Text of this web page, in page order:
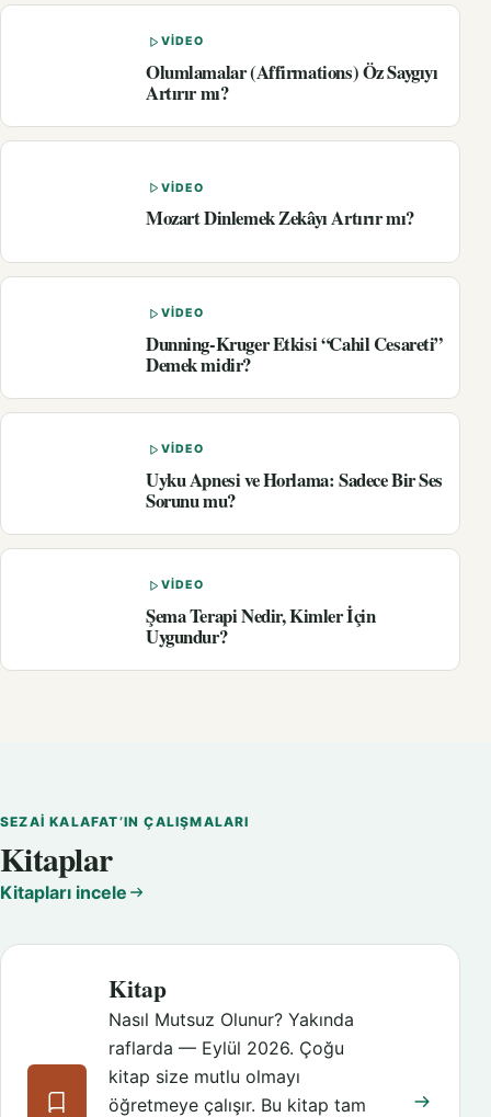
VIDEO
Olumlamalar (Affirmations) Öz Saygıyı
Artırır mı?
VIDEO
Mozart Dinlemek Zekâyı Artırır mı?
VIDEO
Dunning-Kruger Etkisi “Cahil Cesareti”
Demek midir?
VIDEO
Uyku Apnesi ve Horlama: Sadece Bir Ses
Sorunu mu?
VIDEO
Şema Terapi Nedir, Kimler İçin
Uygundur?
SEZAI KALAFAT’IN ÇALIŞMALARI
Kitaplar
Kitapları incele
Kitap
Nasıl Mutsuz Olunur? Yakında
raflarda — Eylül 2026. Çoğu
kitap size mutlu olmayı
öğretmeye çalışır. Bu kitap tam